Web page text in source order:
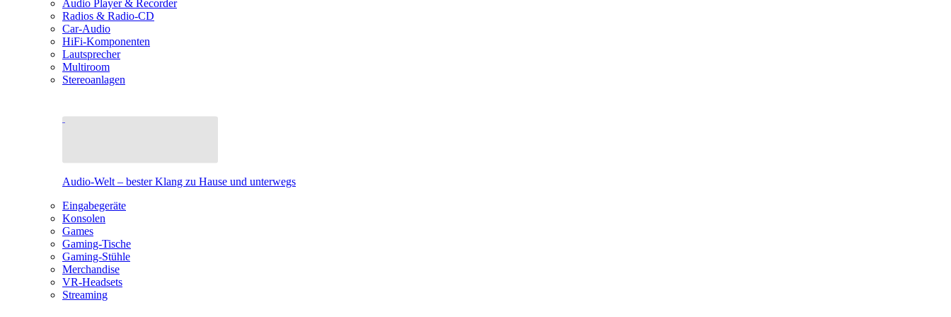
Audio Player & Recorder
Radios & Radio-CD
Car-Audio
HiFi-Komponenten
Lautsprecher
Multiroom
Stereoanlagen
Audio-Welt – bester Klang zu Hause und unterwegs
Eingabegeräte
Konsolen
Games
Gaming-Tische
Gaming-Stühle
Merchandise
VR-Headsets
Streaming